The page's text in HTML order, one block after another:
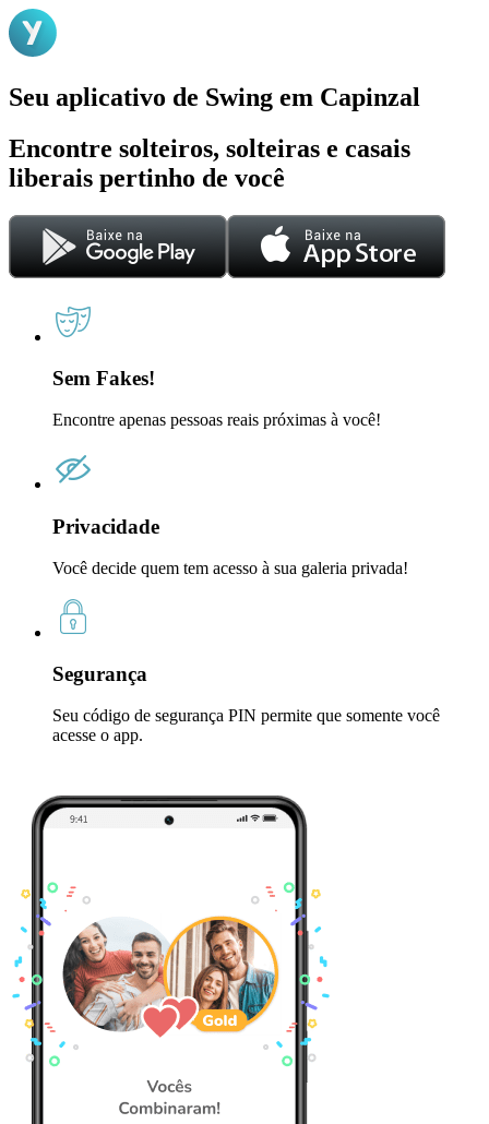
Seu aplicativo de Swing em Capinzal
Encontre solteiros, solteiras e casais
liberais pertinho de você
Sem Fakes!
Encontre apenas pessoas reais próximas à você!
Privacidade
Você decide quem tem acesso à sua galeria privada!
Segurança
Seu código de segurança PIN permite que somente você
acesse o app.